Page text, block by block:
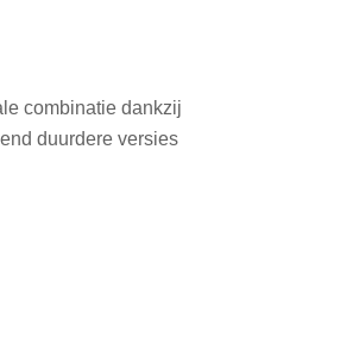
combinatie dankzij
duurdere versies